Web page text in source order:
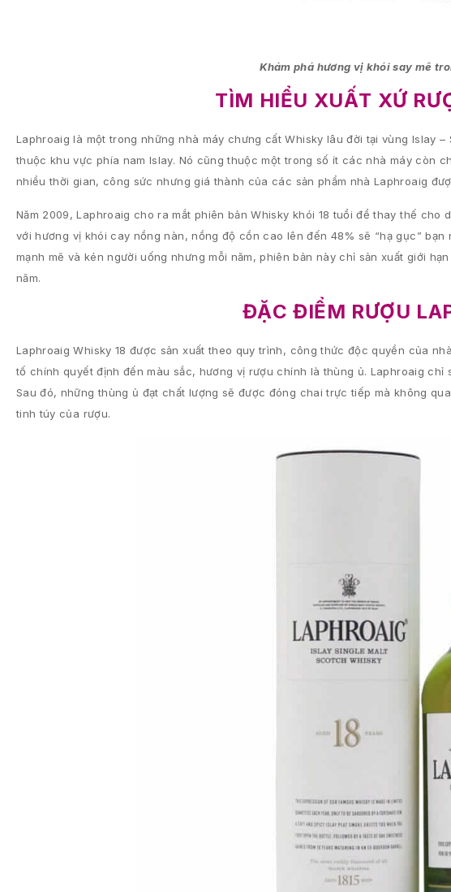
Khám phá hương vị khói say mê
TÌM HIỂU XUẤT XỨ
Laphroaig là một trong những nhà máy chưng cất Whisky lâu đời tại vùng Islay
thuộc khu vực phía nam Islay. Nó cũng thuộc một trong số ít các nhà máy còn
nhiều thời gian, công sức nhưng giá thành của các sản phẩm nhà Laphroaig
Năm 2009, Laphroaig cho ra mắt phiên bản Whisky khói 18 tuổi để thay thế
với hương vị khói cay nồng nàn, nồng độ cồn cao lên đến 48% sẽ “hạ gục”
mạnh mẽ và kén người uống nhưng mỗi năm, phiên bản này chỉ sản xuất giới
năm.
ĐẶC ĐIỂM RƯỢU
Laphroaig Whisky 18 được sản xuất theo quy trình, công thức độc quyền của
tố chính quyết định đến màu sắc, hương vị rượu chính là thùng ủ. Laphroaig
Sau đó, những thùng ủ đạt chất lượng sẽ được đóng chai trực tiếp mà không
tinh túy của rượu.